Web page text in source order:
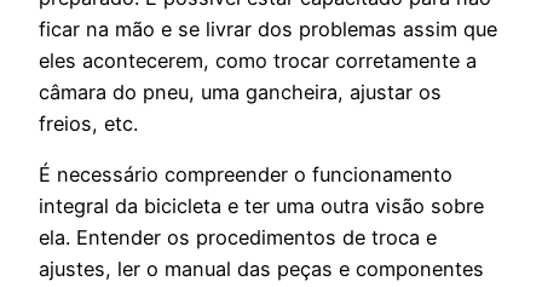
ficar na mão e se livrar dos problemas assim que
eles acontecerem, como trocar corretamente a
câmara do pneu, uma gancheira, ajustar os
freios, etc.
É necessário compreender o funcionamento
integral da bicicleta e ter uma outra visão sobre
ela. Entender os procedimentos de troca e
ajustes, ler o manual das peças e componentes